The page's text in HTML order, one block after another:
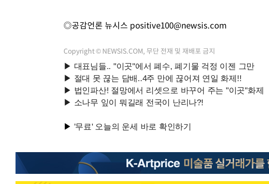
◎공감언론 뉴시스 positive100@newsis.com
Copyright © NEWSIS.COM, 무단 전재 및 재배포 금지